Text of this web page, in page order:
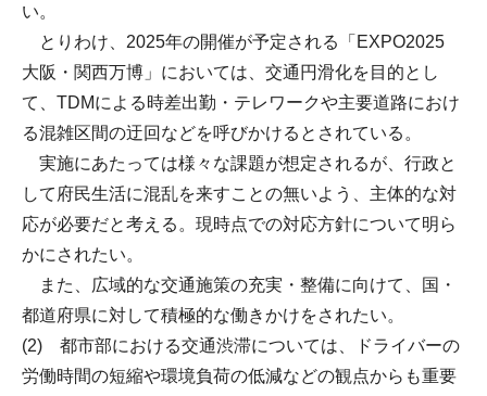
い。
とりわけ、2025年の開催が予定される「EXPO2025
大阪・関西万博」においては、交通円滑化を目的とし
て、TDMによる時差出勤・テレワークや主要道路におけ
る混雑区間の迂回などを呼びかけるとされている。
実施にあたっては様々な課題が想定されるが、行政と
して府民生活に混乱を来すことの無いよう、主体的な対
応が必要だと考える。現時点での対応方針について明ら
かにされたい。
また、広域的な交通施策の充実・整備に向けて、国・
都道府県に対して積極的な働きかけをされたい。
(2) 都市部における交通渋滞については、ドライバーの
労働時間の短縮や環境負荷の低減などの観点からも重要